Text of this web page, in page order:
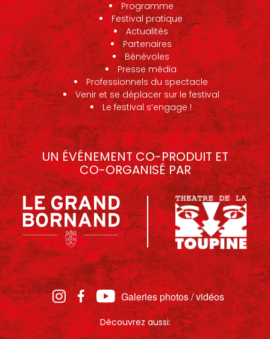
Programme
Festival pratique
Actualités
Partenaires
Bénévoles
Presse média
Professionnels du spectacle
Venir et se déplacer sur le festival
Le festival s’engage !
UN ÉVÉNEMENT CO-PRODUIT ET
CO-ORGANISÉ PAR
Galeries photos / vidéos
Découvrez aussi: